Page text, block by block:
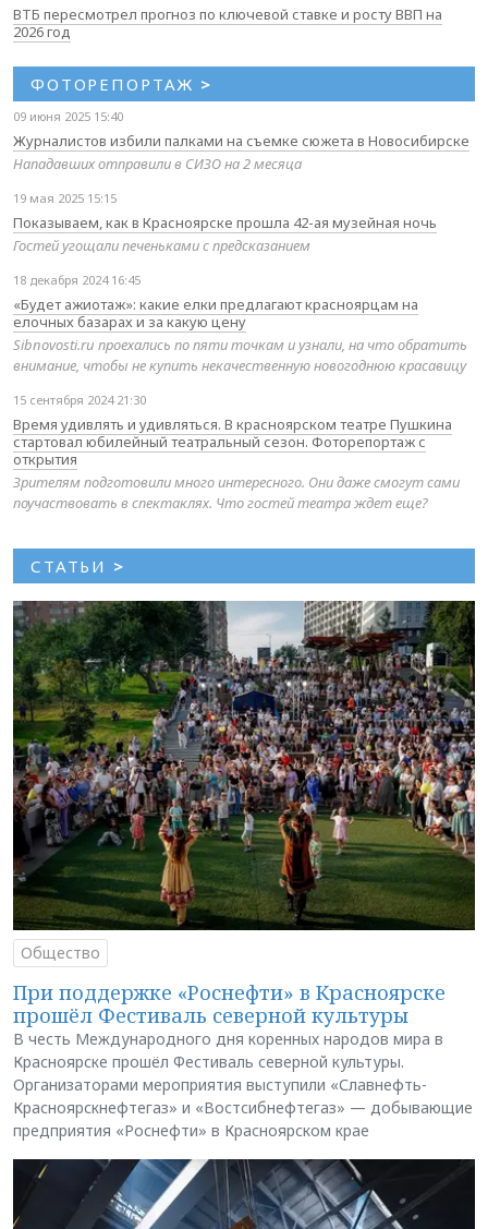
ВТБ пересмотрел прогноз по ключевой ставке и росту ВВП на
2026 год
ФОТОРЕПОРТАЖ >
09 июня 2025 15:40
Журналистов избили палками на съемке сюжета в Новосибирске
Нападавших отправили в СИЗО на 2 месяца
19 мая 2025 15:15
Показываем, как в Красноярске прошла 42-ая музейная ночь
Гостей угощали печеньками с предсказанием
18 декабря 2024 16:45
«Будет ажиотаж»: какие елки предлагают красноярцам на
елочных базарах и за какую цену
Sibnovosti.ru проехались по пяти точкам и узнали, на что обратить
внимание, чтобы не купить некачественную новогоднюю красавицу
15 сентября 2024 21:30
Время удивлять и удивляться. В красноярском театре Пушкина
стартовал юбилейный театральный сезон. Фоторепортаж с
открытия
Зрителям подготовили много интересного. Они даже смогут сами
поучаствовать в спектаклях. Что гостей театра ждет еще?
СТАТЬИ >
Общество
При поддержке «Роснефти» в Красноярске
прошёл Фестиваль северной культуры
В честь Международного дня коренных народов мира в
Красноярске прошёл Фестиваль северной культуры.
Организаторами мероприятия выступили «Славнефть-
Красноярскнефтегаз» и «Востсибнефтегаз» — добывающие
предприятия «Роснефти» в Красноярском крае